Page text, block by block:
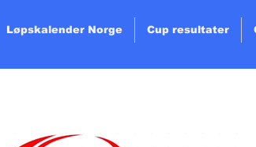
Løpskalender Norge Cup resultater